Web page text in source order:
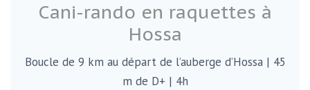
Cani-rando en raquettes à
Hossa
Boucle de 9 km au départ de l’auberge d’Hossa | 45
m de D+ | 4h